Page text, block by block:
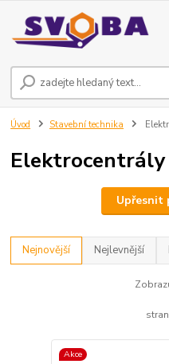
Úvod Stavební technika
Elektrocentrály
Upřesnit
Nejnovější Nejlevnější
Akce